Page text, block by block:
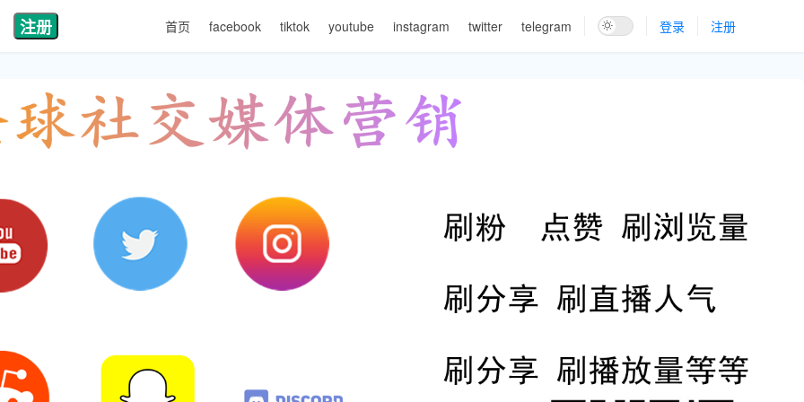
注册 首页 facebook tiktok youtube instagram twitter telegram 登录 注册